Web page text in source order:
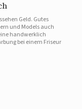
Geld. Gutes
und Models auch
handwerklich
bei einem Friseur